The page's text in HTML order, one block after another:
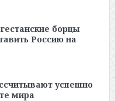
борцы
Россию на
успешно
мира